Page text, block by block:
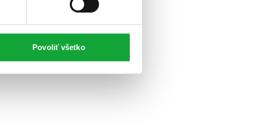
Povoliť všetko